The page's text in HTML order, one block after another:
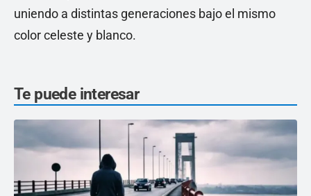
uniendo a distintas generaciones bajo el mismo
color celeste y blanco.
Te puede interesar